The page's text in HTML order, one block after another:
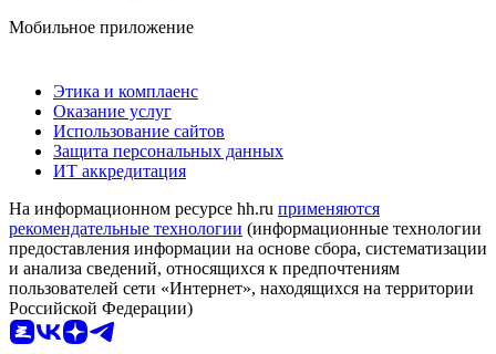
Мобильное приложение
Этика и комплаенс
Оказание услуг
Использование сайтов
Защита персональных данных
ИТ аккредитация
На информационном ресурсе hh.ru применяются
рекомендательные технологии (информационные технологии
предоставления информации на основе сбора, систематизации
и анализа сведений, относящихся к предпочтениям
пользователей сети «Интернет», находящихся на территории
Российской Федерации)